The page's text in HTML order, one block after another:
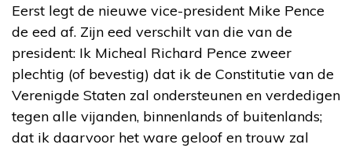
Eerst legt de nieuwe vice-president Mike Pence
de eed af. Zijn eed verschilt van die van de
president: Ik Micheal Richard Pence zweer
plechtig (of bevestig) dat ik de Constitutie van de
Verenigde Staten zal ondersteunen en verdedigen
tegen alle vijanden, binnenlands of buitenlands;
dat ik daarvoor het ware geloof en trouw zal